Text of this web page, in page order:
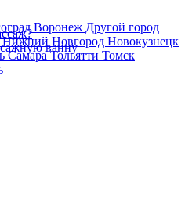
Воронеж Другой город
Нижний Новгород Новокузнецк
СамараТольятти Томск
ванну